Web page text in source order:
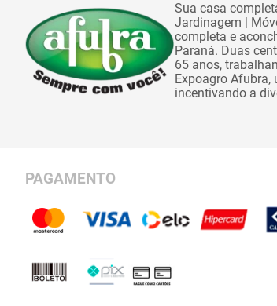
Sua casa
Jardinagem |
completa e
Paraná. Duas
65 anos,
Expoagro
incentivando a
PAGAMENTO